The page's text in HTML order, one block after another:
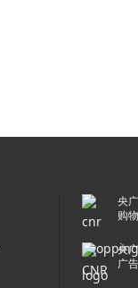
央广
购物
央广
广告